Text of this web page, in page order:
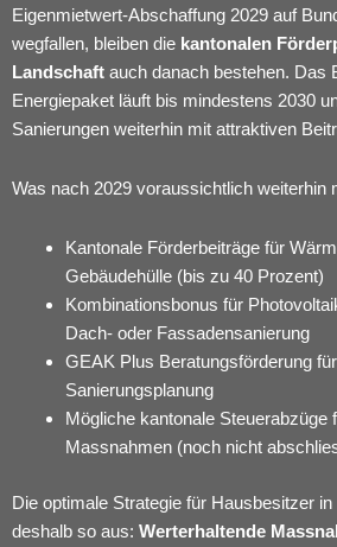
Eigenmietwert-Abschaffung 2029 auf
wegfallen, bleiben die kantonalen
Landschaft auch danach bestehen. Das
Energiepaket läuft bis mindestens 2030
Sanierungen weiterhin mit attraktiven
Was nach 2029 voraussichtlich weiterhin
Kantonale Förderbeiträge für
Gebäudehülle (bis zu 40 Prozent)
Kombinationsbonus für
Dach- oder Fassadensanierung
GEAK Plus Beratungsförderung
Sanierungsplanung
Mögliche kantonale Steuerabzüge
Massnahmen (noch nicht
Die optimale Strategie für Hausbesitzer
deshalb so aus: Werterhaltende